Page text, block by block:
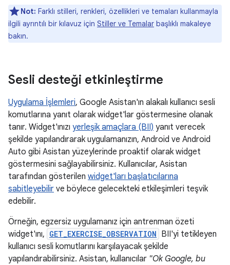
Not: Farklı stilleri, renkleri, özellikleri ve temaları kullanmayla
ilgili ayrıntılı bir kılavuz için Stiller ve Temalar başlıklı makaleye
bakın.
Sesli desteği etkinleştirme
Uygulama İşlemleri, Google Asistan'ın alakalı kullanıcı sesli
komutlarına yanıt olarak widget'lar göstermesine olanak
tanır. Widget'ınızı yerleşik amaçlara (BII) yanıt verecek
şekilde yapılandırarak uygulamanızın, Android ve Android
Auto gibi Asistan yüzeylerinde proaktif olarak widget
göstermesini sağlayabilirsiniz. Kullanıcılar, Asistan
tarafından gösterilen widget'ları başlatıcılarına
sabitleyebilir ve böylece gelecekteki etkileşimleri teşvik
edebilir.
Örneğin, egzersiz uygulamanız için antrenman özeti
widget'ını, GET_EXERCISE_OBSERVATION BII'yi tetikleyen
kullanıcı sesli komutlarını karşılayacak şekilde
yapılandırabilirsiniz. Asistan, kullanıcılar "Ok Google, bu